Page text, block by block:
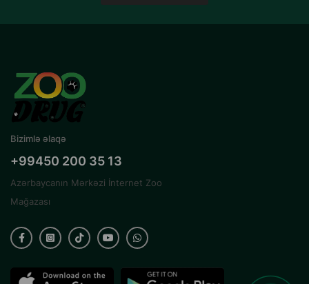
Bizimlə əlaqə
+99450 200 35 13
Azərbaycanın Mərkəzi İnternet Zoo
Mağazası